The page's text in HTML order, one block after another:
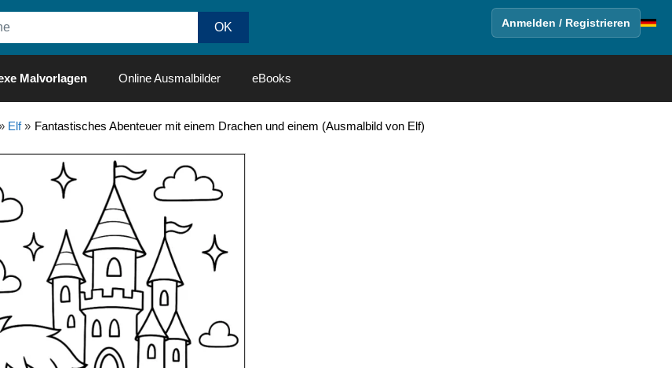
Anmelden / Registrieren
Malvorlagen Online Ausmalbilder eBooks
Elf» Fantastisches Abenteuer mit einem Drachen und einem (Ausmalbild von Elf)